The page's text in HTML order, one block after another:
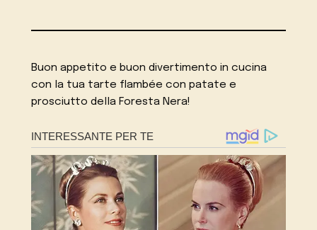
Buon appetito e buon divertimento in cucina
con la tua tarte flambée con patate e
prosciutto della Foresta Nera!